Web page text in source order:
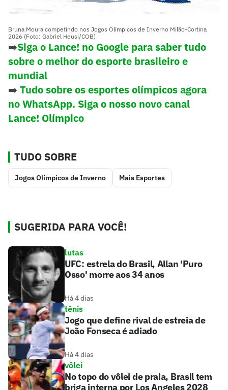
Bruna Moura competindo nos Jogos Olímpicos de Inverno Milão-Cortina
2026 (Foto: Gabriel Heusi/COB)
➡️Siga o Lance! no Google para saber tudo
sobre o melhor do esporte brasileiro e
mundial
➡️ Tudo sobre os esportes olímpicos agora
no WhatsApp. Siga o nosso novo canal
Lance! Olímpico
TUDO SOBRE
Jogos Olímpicos de Inverno Mais Esportes
SUGERIDA PARA VOCÊ!
lutas
UFC: estrela do Brasil, Allan 'Puro
Osso' morre aos 34 anos
Há 4 dias
tênis
Jogo que define rival de estreia de
João Fonseca é adiado
Há 4 dias
vôlei
No topo do vôlei de praia, Brasil tem
briga interna por Los Angeles 2028